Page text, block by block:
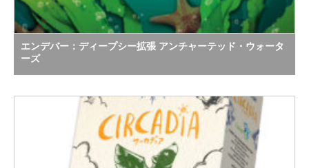
エンデバー：ディープシー拡張 アンチャーテッド・ウォータ
ーズ